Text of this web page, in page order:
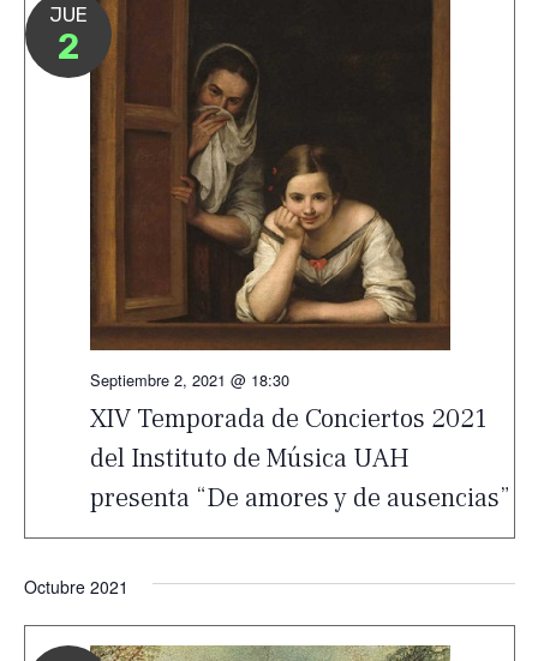
JUE
2
XIV Temporada de Conciertos 2021
del Instituto de Música UAH
presenta “De amores y de ausencias”
Septiembre 2, 2021 @ 18:30
Octubre 2021